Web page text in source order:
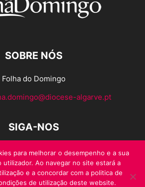
SOBRE NÓS
Folha do Domingo
algarve.pt
SIGA-NOS
para melhorar o desempenho e a sua
utilizador. Ao navegar no site estará a
e a concordar com a politica de
de utilização deste website.